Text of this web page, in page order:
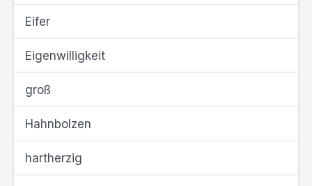
Eifer
Eigenwilligkeit
groß
Hahnbolzen
hartherzig